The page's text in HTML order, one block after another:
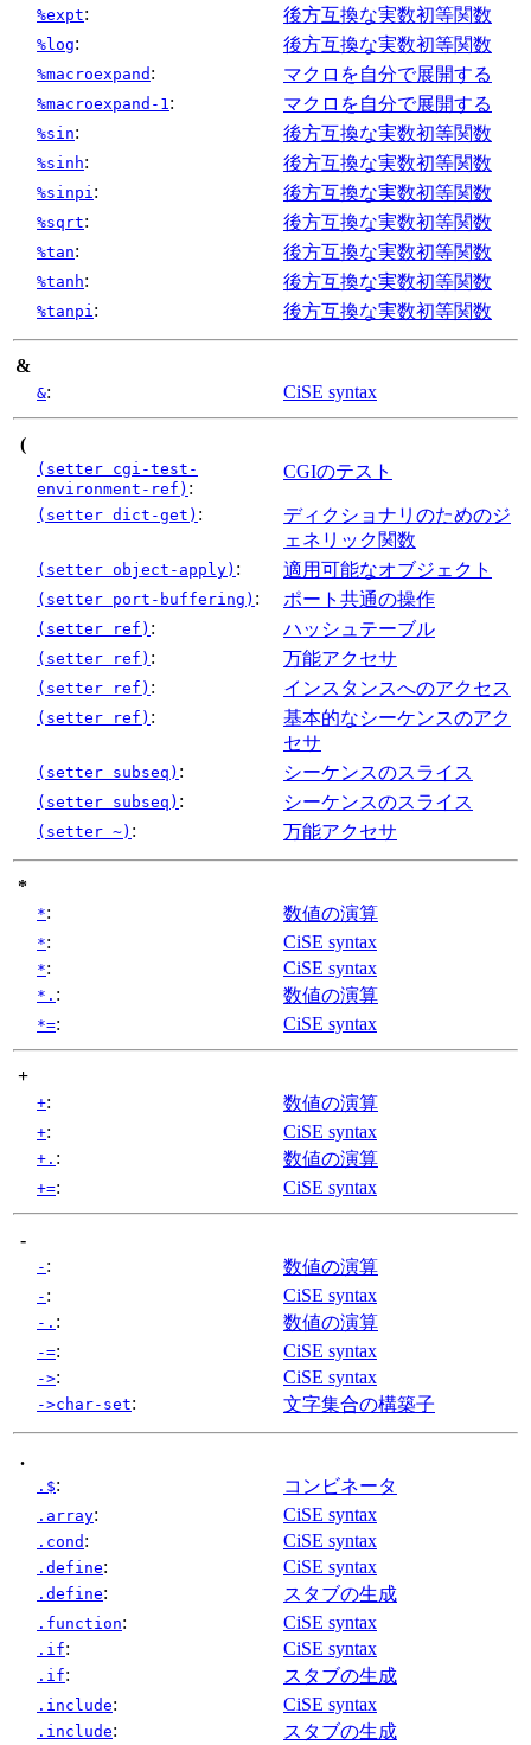
%expt: 後方互換な実数初等関数
%log: 後方互換な実数初等関数
%macroexpand : マクロを自分で展開する
%macroexpand-1 : マクロを自分で展開する
%sin: 後方互換な実数初等関数
%sinh: 後方互換な実数初等関数
%sinpi : 後方互換な実数初等関数
%sqrt: 後方互換な実数初等関数
%tan: 後方互換な実数初等関数
%tanh: 後方互換な実数初等関数
%tanpi : 後方互換な実数初等関数
&
&: CiSE syntax
(
(setter cgi-test-
environment-ref) :
CGIのテスト
(setter dict-get) :
ディクショナリのためのジ
ェネリック関数
(setter object-apply) : 適用可能なオブジェクト
(setter port-buffering) : ポート共通の操作
(setter ref) : ハッシュテーブル
(setter ref) : 万能アクセサ
(setter ref) : インスタンスへのアクセス
(setter ref) :
基本的なシーケンスのアク
セサ
(setter subseq) : シーケンスのスライス
(setter subseq) : シーケンスのスライス
(setter ~) : 万能アクセサ
*
*: 数値の演算
*: CiSE syntax
*: CiSE syntax
*. : 数値の演算
*=: CiSE syntax
+
+: 数値の演算
+: CiSE syntax
+. : 数値の演算
+=: CiSE syntax
-
- : 数値の演算
- : CiSE syntax
-. : 数値の演算
-=: CiSE syntax
->: CiSE syntax
->char-set: 文字集合の構築子
.
.$: コンビネータ
.array: CiSE syntax
.cond : CiSE syntax
.define: CiSE syntax
.define: スタブの生成
.function: CiSE syntax
.if: CiSE syntax
.if: スタブの生成
.include: CiSE syntax
.include: スタブの生成